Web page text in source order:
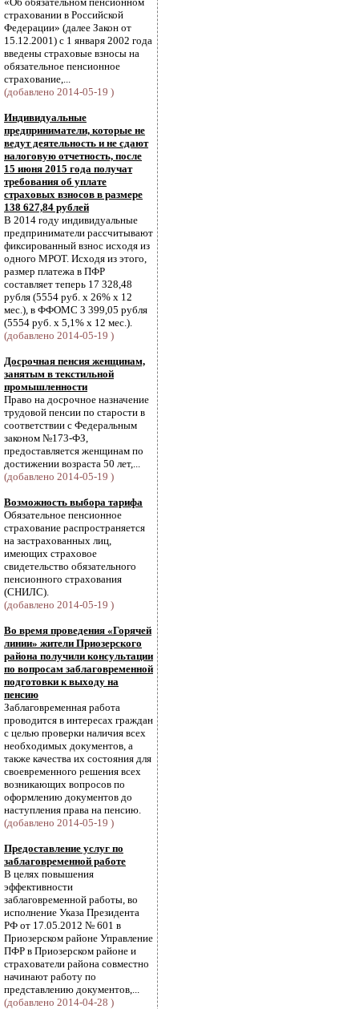
страховании в Российской
Федерации» (далее Закон от
15.12.2001) с 1 января 2002 года
введены страховые взносы на
обязательное пенсионное
страхование,...
(добавлено 2014-05-19 )
Индивидуальные
предприниматели, которые не
ведут деятельность и не сдают
налоговую отчетность, после
15 июня 2015 года получат
требования об уплате
страховых взносов в размере
138 627,84 рублей
В 2014 году индивидуальные
предприниматели рассчитывают
фиксированный взнос исходя из
одного МРОТ. Исходя из этого,
размер платежа в ПФР
составляет теперь 17 328,48
рубля (5554 руб. х 26% х 12
мес.), в ФФОМС 3 399,05 рубля
(5554 руб. х 5,1% х 12 мес.).
(добавлено 2014-05-19 )
Досрочная пенсия женщинам,
занятым в текстильной
промышленности
Право на досрочное назначение
трудовой пенсии по старости в
соответствии с Федеральным
законом №173-ФЗ,
предоставляется женщинам по
достижении возраста 50 лет,...
(добавлено 2014-05-19 )
Возможность выбора тарифа
Обязательное пенсионное
страхование распространяется
на застрахованных лиц,
имеющих страховое
свидетельство обязательного
пенсионного страхования
(СНИЛС).
(добавлено 2014-05-19 )
Во время проведения «Горячей
линии» жители Приозерского
района получили консультации
по вопросам заблаговременной
подготовки к выходу на
пенсию
Заблаговременная работа
проводится в интересах граждан
с целью проверки наличия всех
необходимых документов, а
также качества их состояния для
своевременного решения всех
возникающих вопросов по
оформлению документов до
наступления права на пенсию.
(добавлено 2014-05-19 )
Предоставление услуг по
заблаговременной работе
В целях повышения
эффективности
заблаговременной работы, во
исполнение Указа Президента
РФ от 17.05.2012 № 601 в
Приозерском районе Управление
ПФР в Приозерском районе и
страхователи района совместно
начинают работу по
представлению документов,...
(добавлено 2014-04-28 )